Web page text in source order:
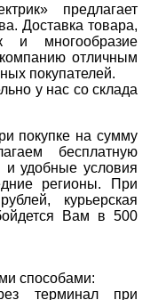
предлагает
Доставка товара,
и многообразие
отличным
покупателей.
у нас со склада
покупке на сумму
бесплатную
и удобные условия
регионы. При
курьерская
Вам в 500
способами:
терминал при